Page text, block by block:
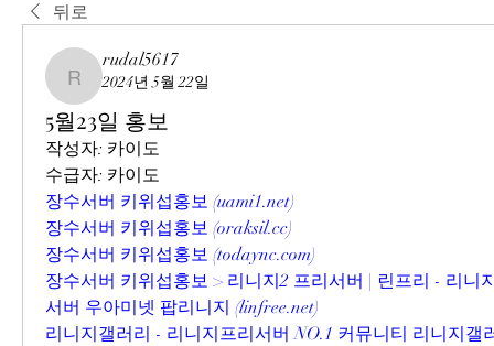
뒤로
rudal5617
rudal5617
2024년 5월 22일
5월23일 홍보
작성자: 카이도
수급자: 카이도
장수서버 키위섭홍보 (uami1.net)
장수서버 키위섭홍보 (oraksil.cc)
장수서버 키위섭홍보 (todaync.com)
장수서버 키위섭홍보 > 리니지2 프리서버 | 린프리 - 리니
서버 우아미넷 팝리니지 (linfree.net)
리니지갤러리 - 리니지프리서버 NO.1 커뮤니티 리니지갤